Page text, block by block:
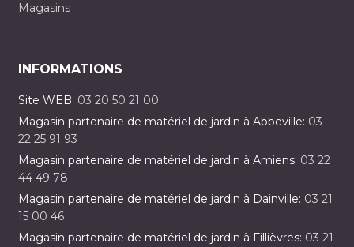
Magasins
INFORMATIONS
Site WEB: 03 20 50 21 00
Magasin partenaire de matériel de jardin à Abbeville: 03
22 25 91 93
Magasin partenaire de matériel de jardin à Amiens: 03 22
44 49 78
Magasin partenaire de matériel de jardin à Dainville: 03 21
15 00 46
Magasin partenaire de matériel de jardin à Fillièvres: 03 21